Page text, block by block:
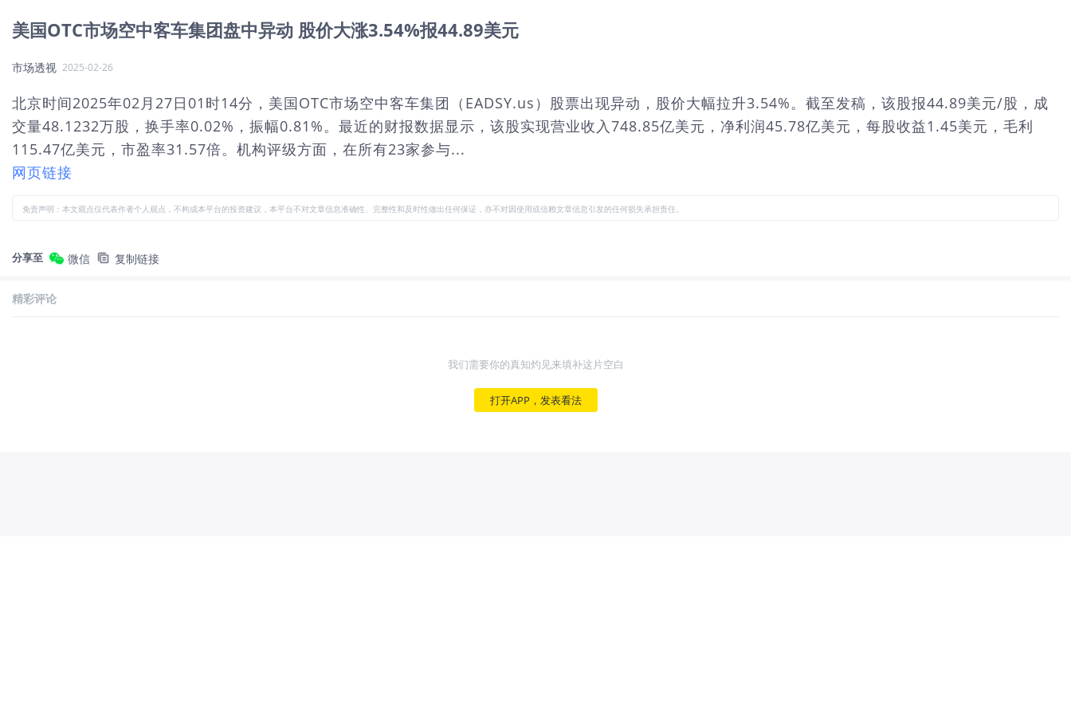
美国OTC市场空中客车集团盘中异动 股价大涨3.54%报44.89美元
市场透视 2025-02-26
北京时间2025年02月27日01时14分，美国OTC市场空中客车集团（EADSY.us）股票出现异动，股价大幅拉升3.54%。截至发稿，该股报44.89美元/股，成
交量48.1232万股，换手率0.02%，振幅0.81%。最近的财报数据显示，该股实现营业收入748.85亿美元，净利润45.78亿美元，每股收益1.45美元，毛利
115.47亿美元，市盈率31.57倍。机构评级方面，在所有23家参与...
网页链接
免责声明：本文观点仅代表作者个人观点，不构成本平台的投资建议，本平台不对文章信息准确性、完整性和及时性做出任何保证，亦不对因使用或信赖文章信息引发的任何损失承担责任。
分享至 微信 复制链接
精彩评论
我们需要你的真知灼见来填补这片空白
打开APP，发表看法